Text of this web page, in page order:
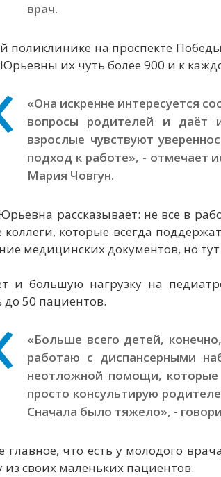
врач.
поликлинике на проспекте
их чуть более 900 и к
«Она искренне интересуется
вопросы родителей и даёт
взрослые чувствуют
подход к работе», - отмечает
Мария Човгун.
рассказывает: не все в
коллеги, которые всегда
медицинских документов, но
и большую нагрузку на
до 50 пациентов.
«Больше всего детей,
работаю с диспансерными
неотложной помощи,
просто консультирую
Сначала было тяжело», -
главное, что есть у молодого
из своих маленьких пациентов.